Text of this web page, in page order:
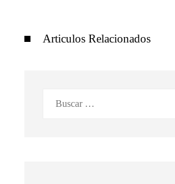
Articulos Relacionados